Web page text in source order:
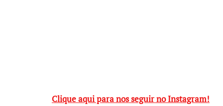
Clique aqui para nos seguir no Instagram!